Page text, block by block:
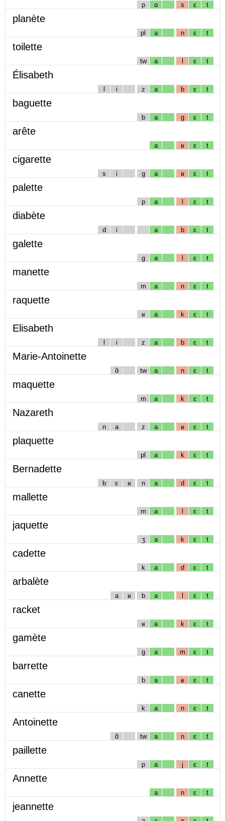
p ɑ s ɛ t
planète
pl a n ɛ t
toilette
tw a l ɛ t
Élisabeth
l i z a b ɛ t
baguette
b a g ɛ t
arête
a ʁ ɛ t
cigarette
s i g a ʁ ɛ t
palette
p a l ɛ t
diabète
d i a b ɛ t
galette
g a l ɛ t
manette
m a n ɛ t
raquette
ʁ a k ɛ t
Elisabeth
l i z a b ɛ t
Marie-Antoinette
ɑ̃ tw a n ɛ t
maquette
m a k ɛ t
Nazareth
n a z a ʁ ɛ t
plaquette
pl a k ɛ t
Bernadette
b ɛ ʁ n a d ɛ t
mallette
m a l ɛ t
jaquette
ʒ a k ɛ t
cadette
k a d ɛ t
arbalète
a ʁ b a l ɛ t
racket
ʁ a k ɛ t
gamète
g a m ɛ t
barrette
b a ʁ ɛ t
canette
k a n ɛ t
Antoinette
ɑ̃ tw a n ɛ t
paillette
p a j ɛ t
Annette
a n ɛ t
jeannette